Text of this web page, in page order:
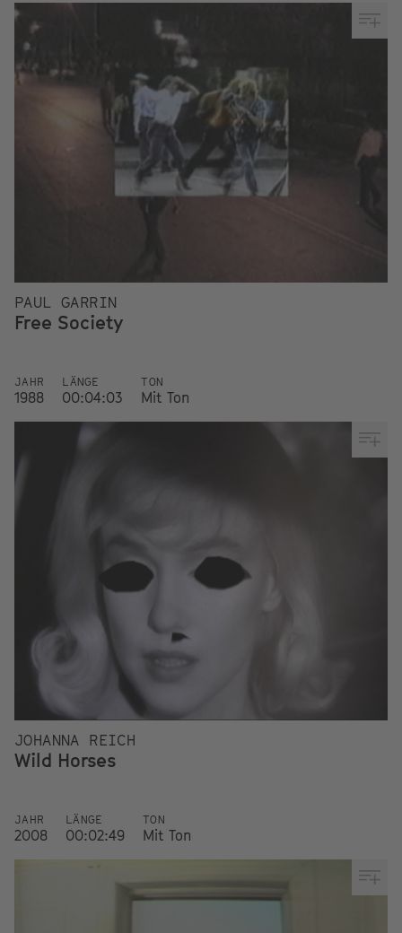
PAUL GARRIN
Free Society
JAHR
1988
LÄNGE
00:04:03
TON
Mit Ton
JOHANNA REICH
Wild Horses
JAHR
2008
LÄNGE
00:02:49
TON
Mit Ton